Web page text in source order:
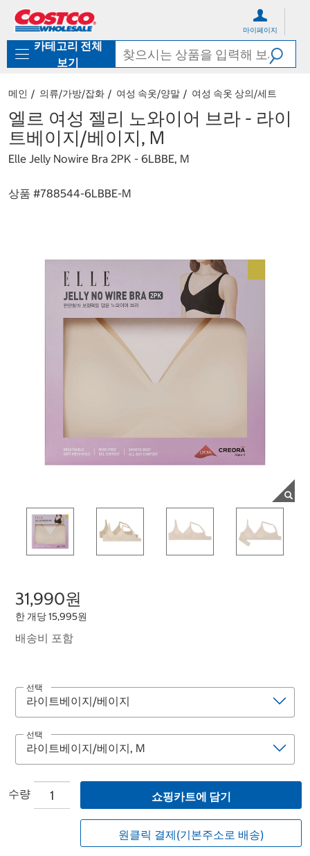
로
기
가
마이페이지
카테고리 전체
보기
메인 의류/가방/잡화 여성 속옷/양말 여성 속옷 상의/세트
엘르 여성 젤리 노와이어 브라 - 라이
트베이지/베이지, M
Elle Jelly Nowire Bra 2PK - 6LBBE, M
상품 #788544-6LBBE-M
31,990원
한 개당 15,995원
배송비 포함
선택
선택
수량 쇼핑카트에 담기
원클릭 결제(기본주소로 배송)